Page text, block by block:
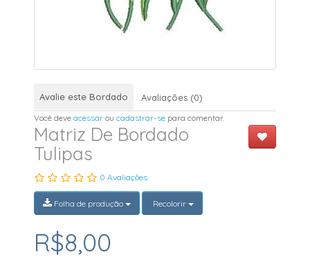
Avalie este Bordado Avaliações (0)
Você deveacessar oucadastrar-se para comentar.
Matriz De Bordado
Tulipas
0 Avaliações
Folha de produção Recolorir
R$8,00